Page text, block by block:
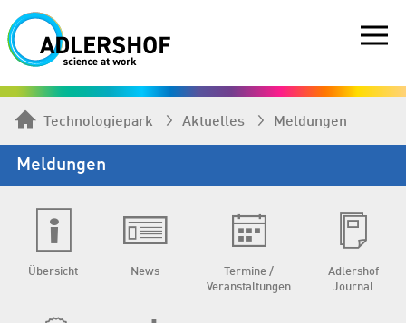
Technologiepark Aktuelles Meldungen
Meldungen
Übersicht News
Termine /
Veranstaltungen
Adlershof
Journal